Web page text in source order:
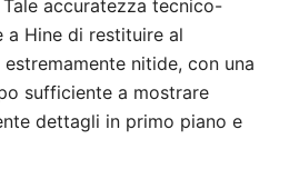
accuratezza tecnico-
a Hine di restituire al
nitide, con una
sufficiente a mostrare
dettagli in primo piano e